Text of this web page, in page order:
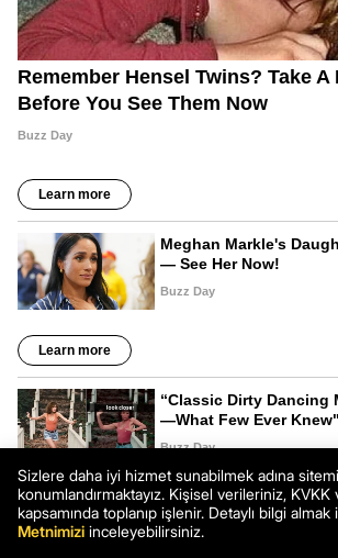
Sizlere daha iyi hizmet sunabilmek adına
konumlandırmaktayız. Kişisel verileriniz, KVKK
kapsamında toplanıp işlenir. Detaylı bilgi almak
Metnimizi inceleyebilirsiniz.